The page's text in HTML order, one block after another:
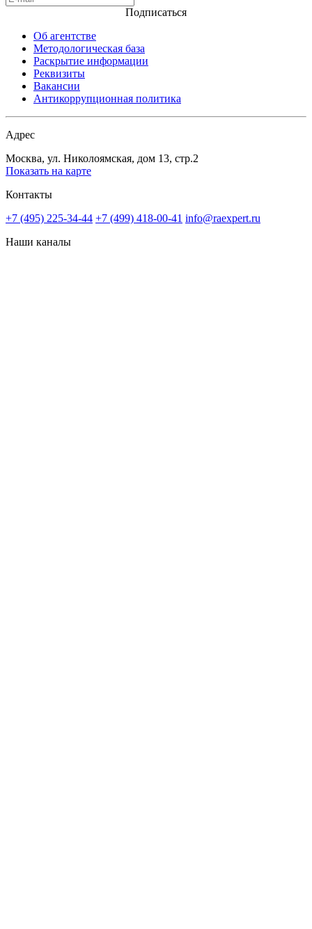
Подписаться
Об агентстве
Методологическая база
Раскрытие информации
Реквизиты
Вакансии
Антикоррупционная политика
Адрес
Москва, ул. Николоямская, дом 13, стр.2
Показать на карте
Контакты
+7 (495) 225-34-44 +7 (499) 418-00-41 info@raexpert.ru
Наши каналы